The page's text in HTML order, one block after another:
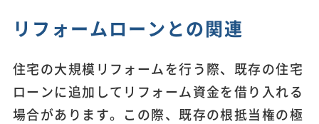
リフォームローンとの関連
住宅の大規模リフォームを行う際、既存の住宅
ローンに追加してリフォーム資金を借り入れる
場合があります。この際、既存の根抵当権の極